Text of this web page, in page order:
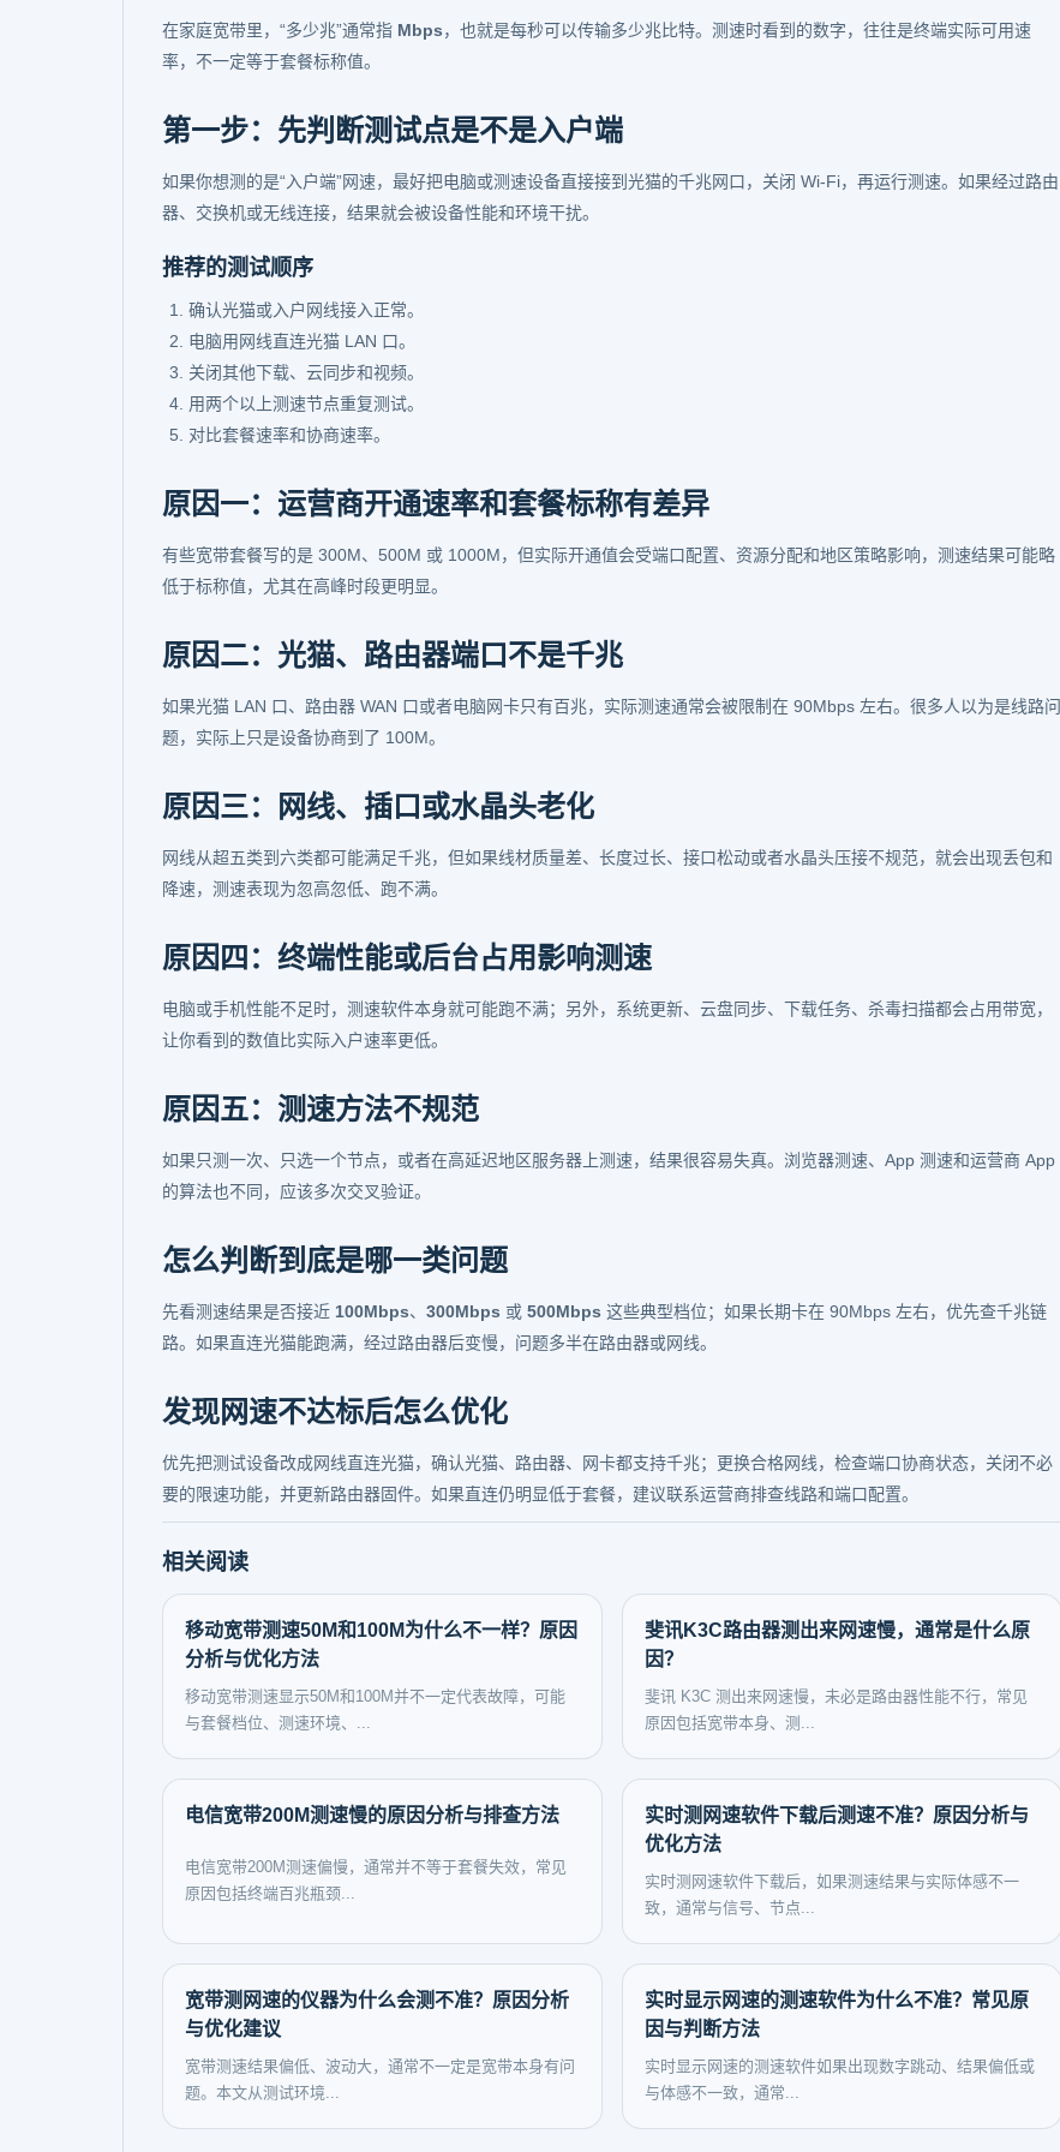
在家庭宽带里，“多少兆”通常指 Mbps，也就是每秒可以传输多少兆比特。测速时看到的数字，往往是终端实际可用速
率，不一定等于套餐标称值。
第一步：先判断测试点是不是入户端
如果你想测的是“入户端”网速，最好把电脑或测速设备直接接到光猫的千兆网口，关闭 Wi-Fi，再运行测速。如果经过路由
器、交换机或无线连接，结果就会被设备性能和环境干扰。
推荐的测试顺序
确认光猫或入户网线接入正常。
电脑用网线直连光猫 LAN 口。
关闭其他下载、云同步和视频。
用两个以上测速节点重复测试。
对比套餐速率和协商速率。
原因一：运营商开通速率和套餐标称有差异
有些宽带套餐写的是 300M、500M 或 1000M，但实际开通值会受端口配置、资源分配和地区策略影响，测速结果可能略
低于标称值，尤其在高峰时段更明显。
原因二：光猫、路由器端口不是千兆
如果光猫 LAN 口、路由器 WAN 口或者电脑网卡只有百兆，实际测速通常会被限制在 90Mbps 左右。很多人以为是线路问
题，实际上只是设备协商到了 100M。
原因三：网线、插口或水晶头老化
网线从超五类到六类都可能满足千兆，但如果线材质量差、长度过长、接口松动或者水晶头压接不规范，就会出现丢包和
降速，测速表现为忽高忽低、跑不满。
原因四：终端性能或后台占用影响测速
电脑或手机性能不足时，测速软件本身就可能跑不满；另外，系统更新、云盘同步、下载任务、杀毒扫描都会占用带宽，
让你看到的数值比实际入户速率更低。
原因五：测速方法不规范
如果只测一次、只选一个节点，或者在高延迟地区服务器上测速，结果很容易失真。浏览器测速、App 测速和运营商 App
的算法也不同，应该多次交叉验证。
怎么判断到底是哪一类问题
先看测速结果是否接近 100Mbps、 300Mbps 或 500Mbps 这些典型档位；如果长期卡在 90Mbps 左右，优先查千兆链
路。如果直连光猫能跑满，经过路由器后变慢，问题多半在路由器或网线。
发现网速不达标后怎么优化
优先把测试设备改成网线直连光猫，确认光猫、路由器、网卡都支持千兆；更换合格网线，检查端口协商状态，关闭不必
要的限速功能，并更新路由器固件。如果直连仍明显低于套餐，建议联系运营商排查线路和端口配置。
相关阅读
移动宽带测速50M和100M为什么不一样？原因
分析与优化方法
移动宽带测速显示50M和100M并不一定代表故障，可能
与套餐档位、测速环境、...
斐讯K3C路由器测出来网速慢，通常是什么原
因？
斐讯 K3C 测出来网速慢，未必是路由器性能不行，常见
原因包括宽带本身、测...
电信宽带200M测速慢的原因分析与排查方法
电信宽带200M测速偏慢，通常并不等于套餐失效，常见
原因包括终端百兆瓶颈...
实时测网速软件下载后测速不准？原因分析与
优化方法
实时测网速软件下载后，如果测速结果与实际体感不一
致，通常与信号、节点...
宽带测网速的仪器为什么会测不准？原因分析
与优化建议
宽带测速结果偏低、波动大，通常不一定是宽带本身有问
题。本文从测试环境...
实时显示网速的测速软件为什么不准？常见原
因与判断方法
实时显示网速的测速软件如果出现数字跳动、结果偏低或
与体感不一致，通常...